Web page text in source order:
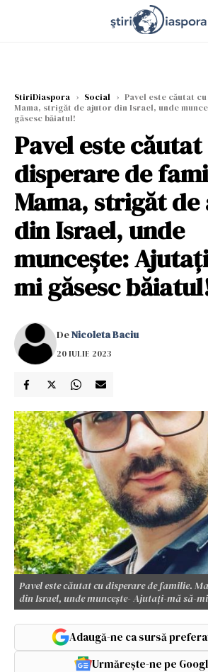
StiriDiaspora › Social › Pavel este căutat
Mama, strigăt de ajutor din Israel, unde
găsesc băiatul!
Pavel este
disperare de
Mama, strigăt
din Israel, unde
muncește:
mi găsesc
DeNicoleta Baciu
20 IULIE 2023
Pavel este căutat cu disperare de familie.
din Israel, unde muncește- Ajutați-mă să-
Adaugă-ne ca sursă
Urmărește-ne pe